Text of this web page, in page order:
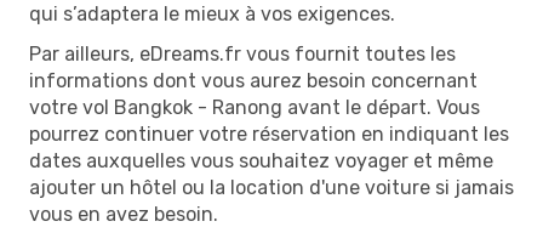
qui s’adaptera le mieux à vos exigences.
Par ailleurs, eDreams.fr vous fournit toutes les
informations dont vous aurez besoin concernant
votre vol Bangkok - Ranong avant le départ. Vous
pourrez continuer votre réservation en indiquant les
dates auxquelles vous souhaitez voyager et même
ajouter un hôtel ou la location d'une voiture si jamais
vous en avez besoin.